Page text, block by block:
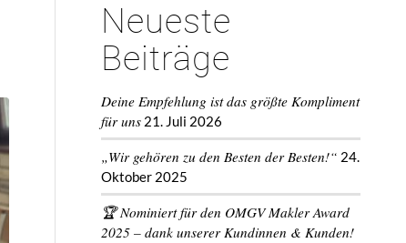
Neueste
Beiträge
Deine Empfehlung ist das größte Kompliment
für uns 21. Juli 2026
„Wir gehören zu den Besten der Besten!“ 24.
Oktober 2025
🏆 Nominiert für den OMGV Makler Award
2025 – dank unserer Kundinnen & Kunden!